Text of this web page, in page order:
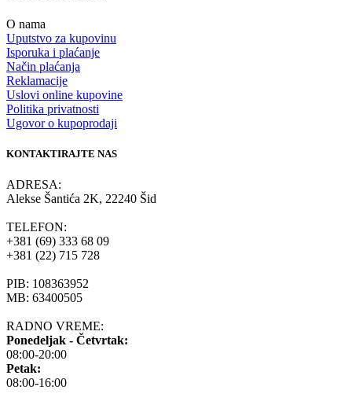
O nama
Uputstvo za kupovinu
Isporuka i plaćanje
Način plaćanja
Reklamacije
Uslovi online kupovine
Politika privatnosti
Ugovor o kupoprodaji
KONTAKTIRAJTE NAS
ADRESA:
Alekse Šantića 2K, 22240 Šid
TELEFON:
+381 (69) 333 68 09
+381 (22) 715 728
PIB: 108363952
MB: 63400505
RADNO VREME:
Ponedeljak - Četvrtak:
08:00-20:00
Petak:
08:00-16:00